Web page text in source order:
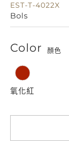
EST-T-4022X
Bols
Color 顏色
氧化紅